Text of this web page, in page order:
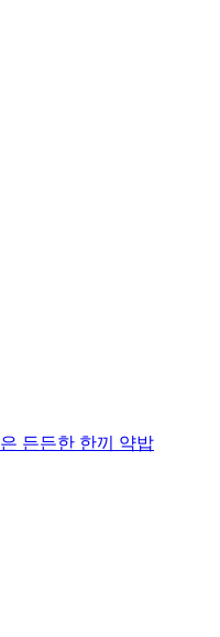
든든한 한끼 약밥